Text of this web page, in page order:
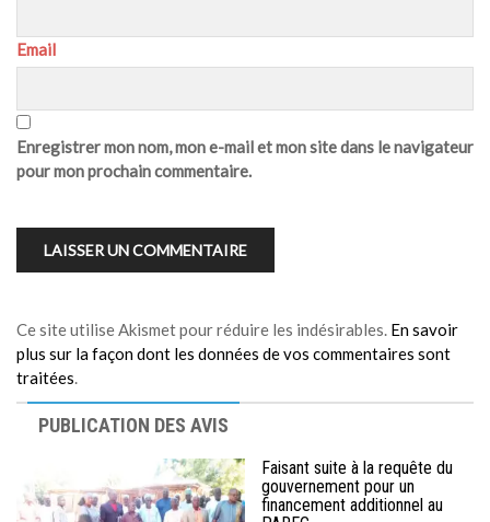
Email
Enregistrer mon nom, mon e-mail et mon site dans le navigateur
pour mon prochain commentaire.
Ce site utilise Akismet pour réduire les indésirables. En savoir
plus sur la façon dont les données de vos commentaires sont
traitées.
PUBLICATION DES AVIS
Faisant suite à la requête du
gouvernement pour un
financement additionnel au